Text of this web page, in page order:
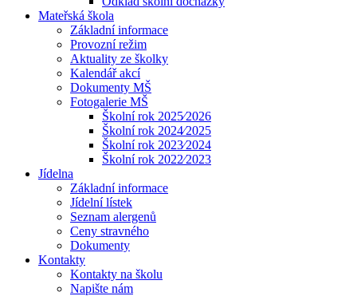
Mateřská škola
Základní informace
Provozní režim
Aktuality ze školky
Kalendář akcí
Dokumenty MŠ
Fotogalerie MŠ
Školní rok 2025⁄2026
Školní rok 2024⁄2025
Školní rok 2023⁄2024
Školní rok 2022⁄2023
Jídelna
Základní informace
Jídelní lístek
Seznam alergenů
Ceny stravného
Dokumenty
Kontakty
Kontakty na školu
Napište nám